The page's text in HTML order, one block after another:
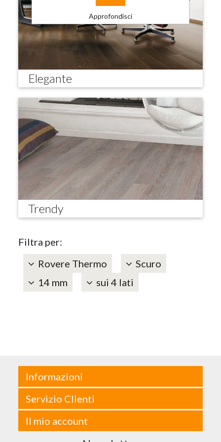
Elegante
Trendy
Filtra per:
Rovere Thermo
Scuro
14 mm
sui 4 lati
Informazioni
Servizio Clienti
Il mio account
Approfondisci